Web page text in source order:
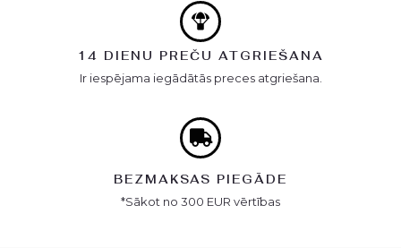
14 DIENU PREČU ATGRIEŠANA
Ir iespējama iegādātās preces atgriešana.
BEZMAKSAS PIEGĀDE
*Sākot no 300 EUR vērtības